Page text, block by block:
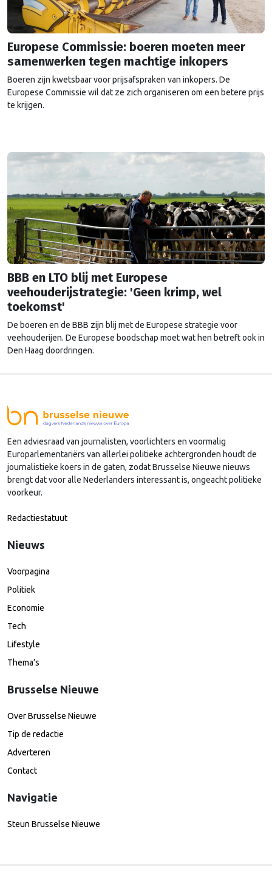
Europese Commissie: boeren moeten meer
samenwerken tegen machtige inkopers
Boeren zijn kwetsbaar voor prijsafspraken van inkopers. De
Europese Commissie wil dat ze zich organiseren om een betere prijs
te krijgen.
BBB en LTO blij met Europese
veehouderijstrategie: 'Geen krimp, wel
toekomst'
De boeren en de BBB zijn blij met de Europese strategie voor
veehouderijen. De Europese boodschap moet wat hen betreft ook in
Den Haag doordringen.
Een adviesraad van journalisten, voorlichters en voormalig
Europarlementariërs van allerlei politieke achtergronden houdt de
journalistieke koers in de gaten, zodat Brusselse Nieuwe nieuws
brengt dat voor alle Nederlanders interessant is, ongeacht politieke
voorkeur.
Redactiestatuut
Nieuws
Voorpagina
Politiek
Economie
Tech
Lifestyle
Thema’s
Brusselse Nieuwe
Over Brusselse Nieuwe
Tip de redactie
Adverteren
Contact
Navigatie
Steun Brusselse Nieuwe